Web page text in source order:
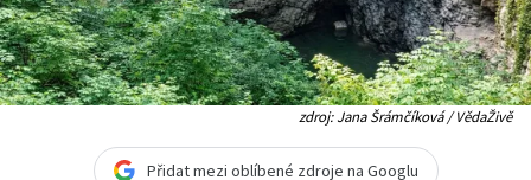
zdroj: Jana Šrámčíková / VědaŽivě
Přidat mezi oblíbené zdroje na Googlu